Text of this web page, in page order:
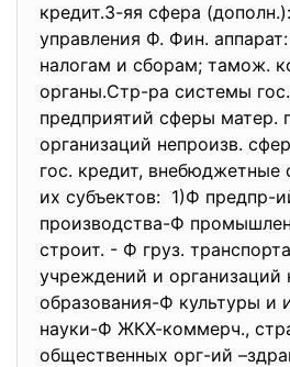
кредит.3-яя сфера
управления Ф. Фин.
налогам и сборам; тамож.
органы.Стр-ра системы
предприятий сферы матер.
организаций непроизв.
гос. кредит,
их субъектов: 1)Ф предпр-
производства-Ф
строит. - Ф груз.
учреждений и
образования-Ф культуры и
науки-Ф ЖКХ-коммерч.,
общественных орг-ий